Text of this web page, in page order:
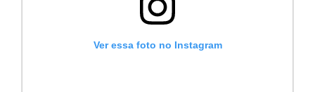
Ver essa foto no Instagram